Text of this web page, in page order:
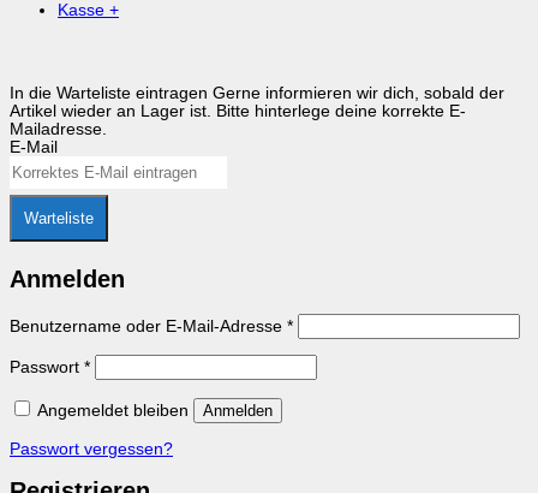
Kasse +
In die Warteliste eintragen Gerne informieren wir dich, sobald der
Artikel wieder an Lager ist. Bitte hinterlege deine korrekte E-
Mailadresse.
E-Mail
Warteliste
Anmelden
Benutzername oder E-Mail-Adresse *Erforderlich
Passwort *Erforderlich
Angemeldet bleiben Anmelden
Passwort vergessen?